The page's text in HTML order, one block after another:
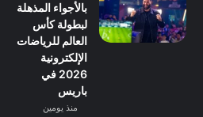
بالأجواء المذهلة
لبطولة كأس
العالم للرياضات
الإلكترونية
2026 في
باريس
منذ يومين